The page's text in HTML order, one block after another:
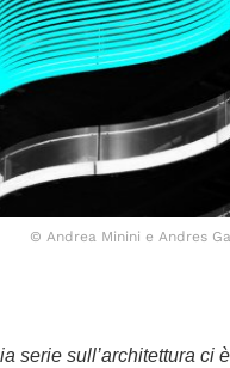
© Andrea Minini e Andres
serie sull’architettura ci